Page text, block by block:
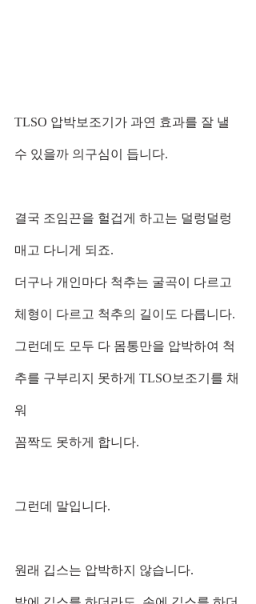
TLSO 압박보조기가 과연 효과를 잘 낼
수 있을까 의구심이 듭니다.
결국 조임끈을 헐겁게 하고는 덜렁덜렁
매고 다니게 되죠.
더구나 개인마다 척추는 굴곡이 다르고
체형이 다르고 척추의 길이도 다릅니다.
그런데도 모두 다 몸통만을 압박하여 척
추를 구부리지 못하게 TLSO보조기를 채
워
꼼짝도 못하게 합니다.
그런데 말입니다.
원래 깁스는 압박하지 않습니다.